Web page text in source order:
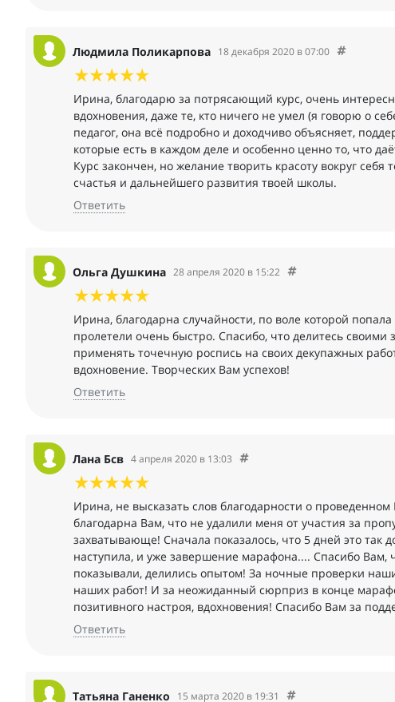
Людмила Поликарпова 18 декабря 2020 в 07:00
Ирина, благодарю за потрясающий курс, очень
вдохновения, даже те, кто ничего не умел (я говорю о
педагог, она всё подробно и доходчиво объясняет,
которые есть в каждом деле и особенно ценно то, что
Курс закончен, но желание творить красоту вокруг
счастья и дальнейшего развития твоей школы.
Ответить
Ольга Душкина 28 апреля 2020 в 15:22
Ирина, благодарна случайности, по воле которой
пролетели очень быстро. Спасибо, что делитесь
применять точечную роспись на своих декупажных
вдохновение. Творческих Вам успехов!
Ответить
Лана Бсв 4 апреля 2020 в 13:03
Ирина, не высказать слов благодарности о
благодарна Вам, что не удалили меня от участия за
захватывающе! Сначала показалось, что 5 дней это так
наступила, и уже завершение марафона.... Спасибо Вам,
показывали, делились опытом! За ночные проверки
наших работ! И за неожиданный сюрприз в конце
позитивного настроя, вдохновения! Спасибо Вам за
Ответить
Татьяна Ганенко 15 марта 2020 в 19:31